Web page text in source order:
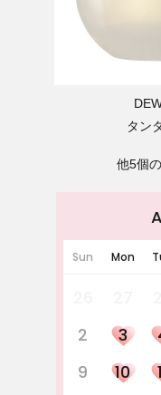
タン
他5個
Sun Mon
2
3
9
10